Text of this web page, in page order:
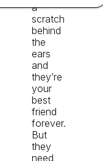
a
scratch
behind
the
ears
and
they’re
your
best
friend
forever.
But
they
need